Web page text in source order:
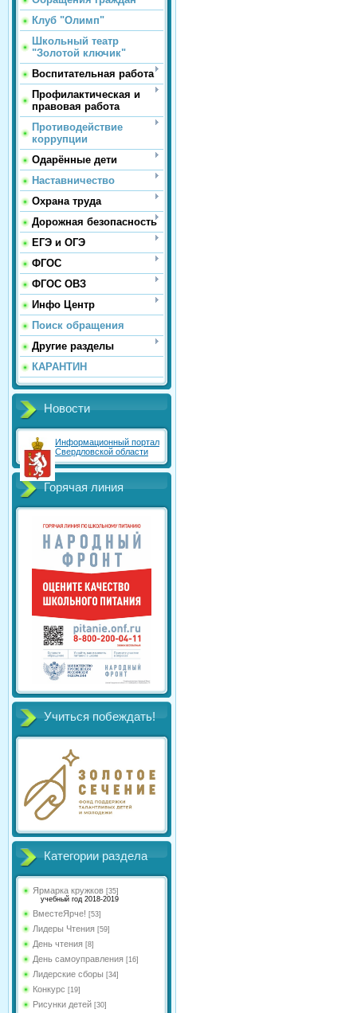
Клуб "Олимп"
Школьный театр
"Золотой ключик"
Воспитательная работа
Профилактическая и
правовая работа
Противодействие
коррупции
Одарённые дети
Наставничество
Охрана труда
Дорожная безопасность
ЕГЭ и ОГЭ
ФГОС
ФГОС ОВЗ
Инфо Центр
Поиск обращения
Другие разделы
КАРАНТИН
Новости
Информационный портал
Свердловской области
Горячая линия
Учиться побеждать!
Категории раздела
Ярмарка кружков [35]
учебный год 2018-2019
ВместеЯрче! [53]
Лидеры Чтения [59]
День чтения [8]
День самоуправления [16]
Лидерские сборы [34]
Конкурс [19]
Рисунки детей [30]